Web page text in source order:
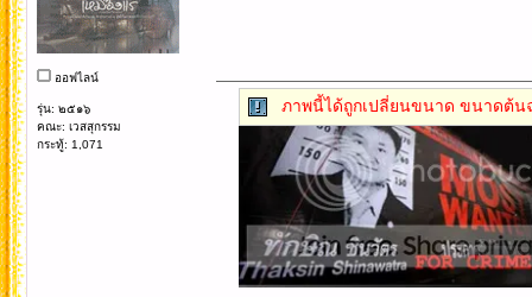
ออฟไลน์
รุ่น: ๒๕๑๖
คณะ: เวสสุกรรม
กระทู้: 1,071
ภาพนี้ได้ถูกเปลี่ยนขนาด ขนาดต้น